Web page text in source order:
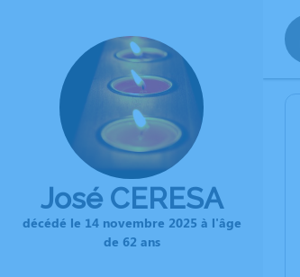
José CERESA
décédé le 14 novembre 2025 à l'âge
de 62 ans